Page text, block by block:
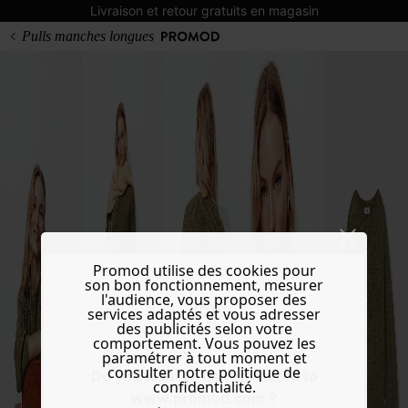
Livraison et retour gratuits en magasin
Do you want to be redirected to
www.promod.com ?
Pulls manches longues
Promod utilise des cookies pour
son bon fonctionnement, mesurer
l'audience, vous proposer des
services adaptés et vous adresser
des publicités selon votre
comportement. Vous pouvez les
paramétrer à tout moment et
consulter notre politique de
confidentialité.